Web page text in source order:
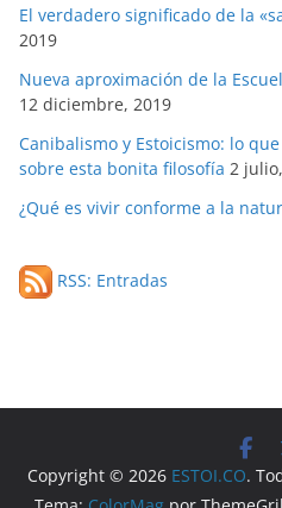
El verdadero significado de la
2019
Nueva aproximación de la
12 diciembre, 2019
Canibalismo y Estoicismo: lo
sobre esta bonita filosofía 2
¿Qué es vivir conforme a la
RSS: Entradas
Copyright © 2026 ESTOI.CO.